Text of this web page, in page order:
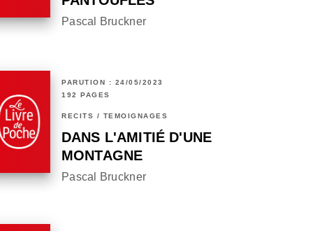
Pascal Bruckner
PARUTION : 24/05/2023
192 PAGES
RÉCITS / TÉMOIGNAGES
DANS L'AMITIÉ D'UNE
MONTAGNE
Pascal Bruckner